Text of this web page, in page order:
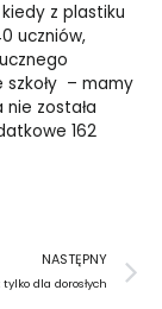
z plastiku
uczniów,
szkoły – mamy
została
162
NASTĘPNY
dla dorosłych